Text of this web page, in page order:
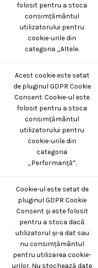
folosit pentru a stoca
consimțământul
utilizatorului pentru
cookie-urile din
categoria „Altele.
Acest cookie este setat
de pluginul GDPR Cookie
Consent. Cookie-ul este
folosit pentru a stoca
consimțământul
utilizatorului pentru
cookie-urile din
categoria
„Performanță”.
Cookie-ul este setat de
pluginul GDPR Cookie
Consent și este folosit
pentru a stoca dacă
utilizatorul și-a dat sau
nu consimțământul
pentru utilizarea cookie-
urilor. Nu stochează date